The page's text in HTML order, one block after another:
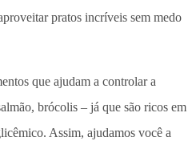
pratos incríveis sem medo
que ajudam a controlar a
brócolis – já que são ricos em
Assim, ajudamos você a